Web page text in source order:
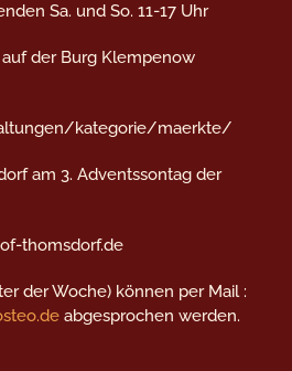
Sa. und So. 11-17 Uhr
der Burg Klempenow
kategorie/maerkte/
am 3. Adventssontag der
thomsdorf.de
der Woche) können per Mail :
abgesprochen werden.